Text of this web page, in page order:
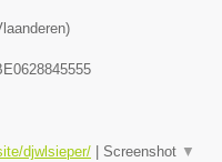
)
djwlsieper/ Screenshot ▼